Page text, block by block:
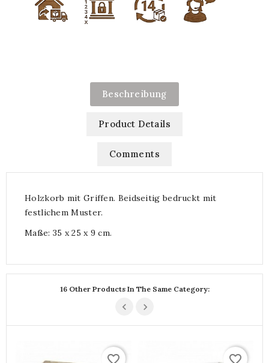
Beschreibung
Product Details
Comments
Holzkorb mit Griffen. Beidseitig bedruckt mit
festlichem Muster.
Maße: 35 x 25 x 9 cm.
16 Other Products In The Same Category:
favorite_border favorite_border